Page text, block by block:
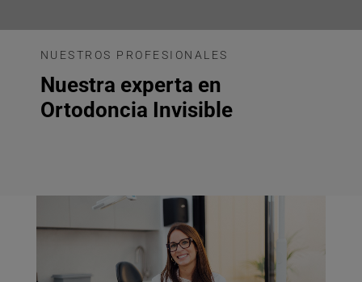
NUESTROS PROFESIONALES
Nuestra experta en
Ortodoncia Invisible